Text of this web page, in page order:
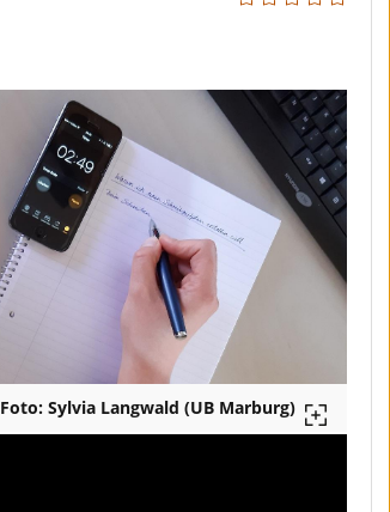
Foto: Sylvia Langwald (UB Marburg)